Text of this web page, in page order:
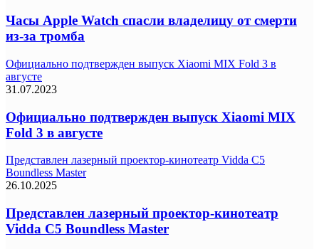
Часы Apple Watch спасли владелицу от смерти
из-за тромба
Официально подтвержден выпуск Xiaomi MIX Fold 3 в
августе
31.07.2023
Официально подтвержден выпуск Xiaomi MIX
Fold 3 в августе
Представлен лазерный проектор-кинотеатр Vidda C5
Boundless Master
26.10.2025
Представлен лазерный проектор-кинотеатр
Vidda C5 Boundless Master